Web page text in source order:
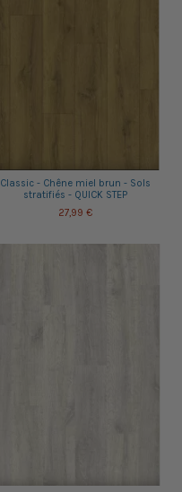
Classic - Chêne miel brun - Sols
stratifiés - QUICK STEP
27,99 €